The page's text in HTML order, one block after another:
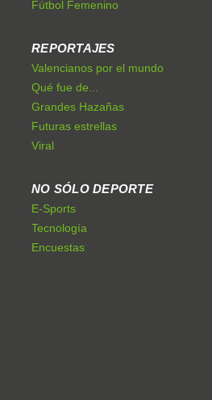
Fútbol Femenino
REPORTAJES
Valencianos por el mundo
Qué fue de...
Grandes Hazañas
Futuras estrellas
Viral
NO SÓLO DEPORTE
E-Sports
Tecnología
Encuestas